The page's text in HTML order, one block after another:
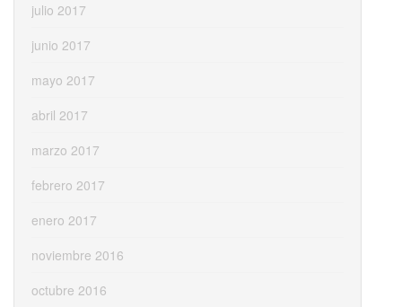
julio 2017
junio 2017
mayo 2017
abril 2017
marzo 2017
febrero 2017
enero 2017
noviembre 2016
octubre 2016